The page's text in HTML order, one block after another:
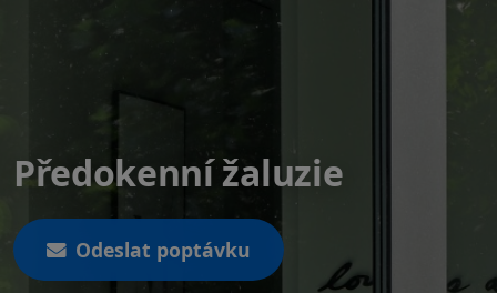
Předokenní žaluzie
Odeslat poptávku